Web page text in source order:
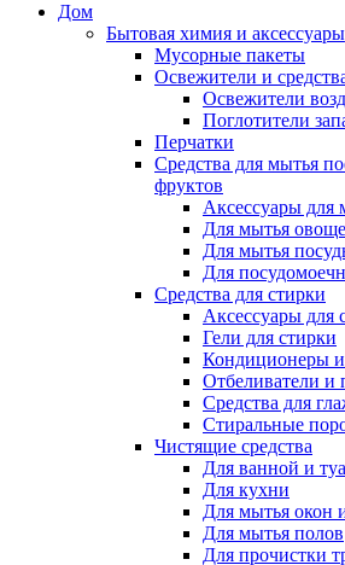
Дом
Бытовая химия и аксессуары
Мусорные пакеты
Освежители и
Освежители
Поглотители
Перчатки
Средства для мытья
фруктов
Аксессуары для
Для мытья
Для мытья
Для
Средства для стирки
Аксессуары для
Гели для стирки
Кондиционеры и
Отбеливатели и
Средства для
Стиральные
Чистящие средства
Для ванной и
Для кухни
Для мытья окон
Для мытья полов
Для прочистки